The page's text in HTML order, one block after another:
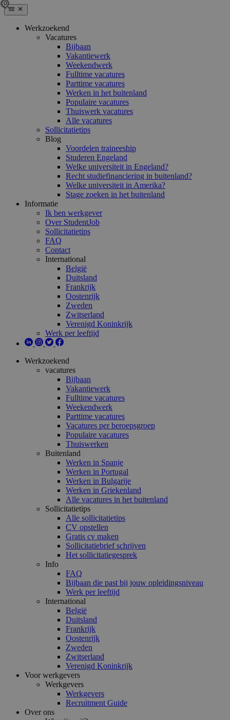
Werkzoekend
Vacatures
Bijbaan
Vakantiewerk
Weekendwerk
Fulltime vacatures
Parttime vacatures
Werken in het buitenland
Populaire vacatures
Thuiswerk vacatures
Alle vacatures
Sollicitatietips
Blog
Voordelen traineeship
Studeren Engeland
Welke universiteit in Engeland?
Recht studiefinanciering in buitenland?
Welke universiteit in Amerika?
Stage zoeken in het buitenland
Informatie
Ik ben werkgever
Over StudentJob
Sollicitatietips
FAQ
Contact
International
België
Duitsland
Frankrijk
Oostenrijk
Zweden
Zwitserland
Verenigd Koninkrijk
Werk per leeftijd
Werkzoekend
vacatures
Bijbaan
Vakantiewerk
Fulltime vacatures
Weekendwerk
Parttime vacatures
Vacatures per beroepsgroep
Populaire vacatures
Thuiswerken
Buitenland
Werken in Spanje
Werken in Portugal
Werken in Bulgarije
Werken in Griekenland
Alle vacatures in het buitenland
Sollicitatietips
Alle sollicitatietips
CV opstellen
Gratis cv maken
Sollicitatiebrief schrijven
Het sollicitatiegesprek
Info
FAQ
Bijbaan die past bij jouw opleidingsniveau
Werk per leeftijd
International
België
Duitsland
Frankrijk
Oostenrijk
Zweden
Zwitserland
Verenigd Koninkrijk
Voor werkgevers
Werkgevers
Werkgevers
Recruitment Guide
Over ons